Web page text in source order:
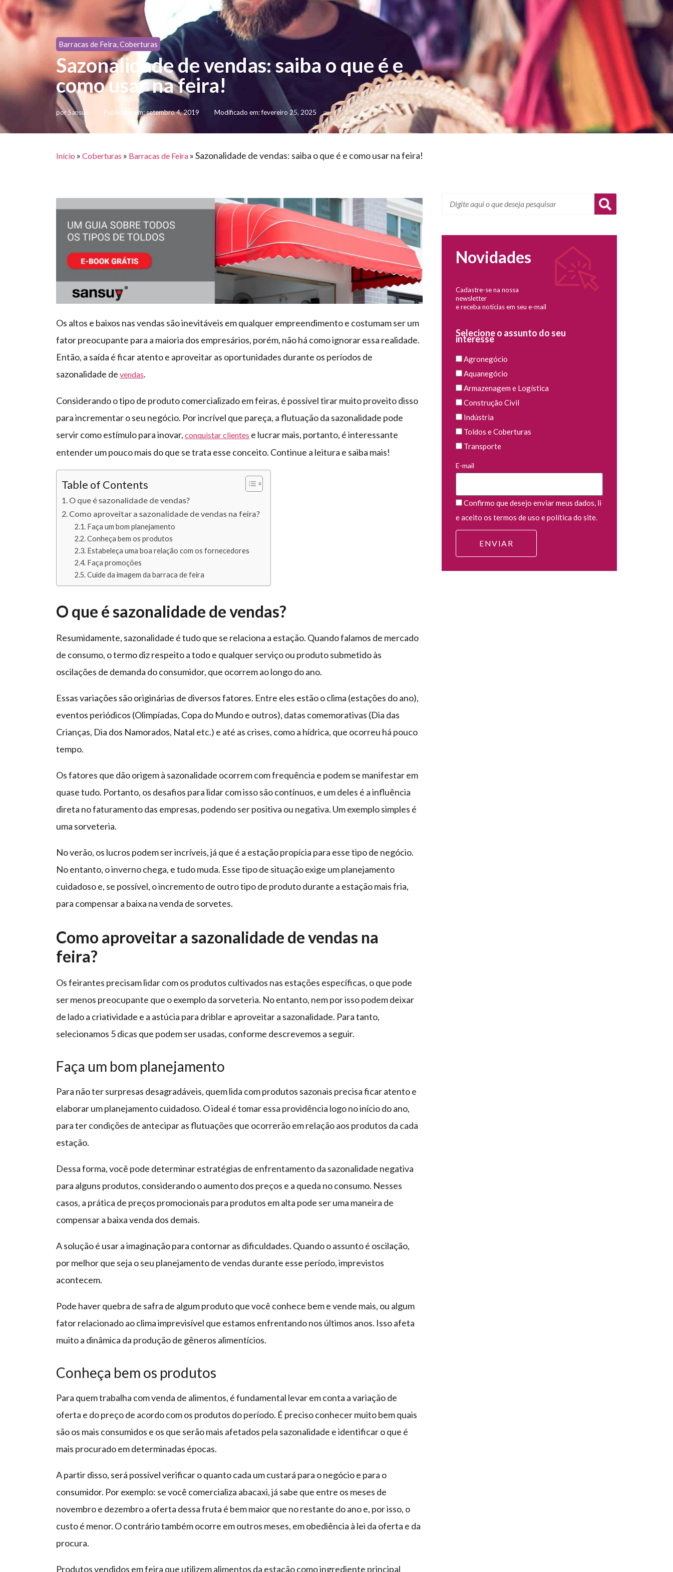
Barracas de Feira,Coberturas
Sazonalidade de vendas: saiba o que é e
como usar na feira!
porSansuy Publicado em:setembro 4, 2019 Modificado em: fevereiro 25, 2025
Início » Coberturas » Barracas de Feira »Sazonalidade de vendas: saiba o que é e como usar na feira!
Os altos e baixos nas vendas são inevitáveis em qualquer empreendimento e costumam ser um
fator preocupante para a maioria dos empresários, porém, não há como ignorar essa realidade.
Então, a saída é ficar atento e aproveitar as oportunidades durante os períodos de
sazonalidade de vendas.
Considerando o tipo de produto comercializado em feiras, é possível tirar muito proveito disso
para incrementar o seu negócio. Por incrível que pareça, a flutuação da sazonalidade pode
servir como estímulo para inovar, conquistar clientes e lucrar mais, portanto, é interessante
entender um pouco mais do que se trata esse conceito. Continue a leitura e saiba mais!
Table of Contents
O que é sazonalidade de vendas?
Como aproveitar a sazonalidade de vendas na feira?
Faça um bom planejamento
Conheça bem os produtos
Estabeleça uma boa relação com os fornecedores
Faça promoções
Cuide da imagem da barraca de feira
O que é sazonalidade de vendas?
Resumidamente, sazonalidade é tudo que se relaciona a estação. Quando falamos de mercado
de consumo, o termo diz respeito a todo e qualquer serviço ou produto submetido às
oscilações de demanda do consumidor, que ocorrem ao longo do ano.
Essas variações são originárias de diversos fatores. Entre eles estão o clima (estações do ano),
eventos periódicos (Olimpíadas, Copa do Mundo e outros), datas comemorativas (Dia das
Crianças, Dia dos Namorados, Natal etc.) e até as crises, como a hídrica, que ocorreu há pouco
tempo.
Os fatores que dão origem à sazonalidade ocorrem com frequência e podem se manifestar em
quase tudo. Portanto, os desafios para lidar com isso são contínuos, e um deles é a influência
direta no faturamento das empresas, podendo ser positiva ou negativa. Um exemplo simples é
uma sorveteria.
No verão, os lucros podem ser incríveis, já que é a estação propícia para esse tipo de negócio.
No entanto, o inverno chega, e tudo muda. Esse tipo de situação exige um planejamento
cuidadoso e, se possível, o incremento de outro tipo de produto durante a estação mais fria,
para compensar a baixa na venda de sorvetes.
Como aproveitar a sazonalidade de vendas na
feira?
Os feirantes precisam lidar com os produtos cultivados nas estações específicas, o que pode
ser menos preocupante que o exemplo da sorveteria. No entanto, nem por isso podem deixar
de lado a criatividade e a astúcia para driblar e aproveitar a sazonalidade. Para tanto,
selecionamos 5 dicas que podem ser usadas, conforme descrevemos a seguir.
Faça um bom planejamento
Para não ter surpresas desagradáveis, quem lida com produtos sazonais precisa ficar atento e
elaborar um planejamento cuidadoso. O ideal é tomar essa providência logo no início do ano,
para ter condições de antecipar as flutuações que ocorrerão em relação aos produtos da cada
estação.
Dessa forma, você pode determinar estratégias de enfrentamento da sazonalidade negativa
para alguns produtos, considerando o aumento dos preços e a queda no consumo. Nesses
casos, a prática de preços promocionais para produtos em alta pode ser uma maneira de
compensar a baixa venda dos demais.
A solução é usar a imaginação para contornar as dificuldades. Quando o assunto é oscilação,
por melhor que seja o seu planejamento de vendas durante esse período, imprevistos
acontecem.
Pode haver quebra de safra de algum produto que você conhece bem e vende mais, ou algum
fator relacionado ao clima imprevisível que estamos enfrentando nos últimos anos. Isso afeta
muito a dinâmica da produção de gêneros alimentícios.
Conheça bem os produtos
Para quem trabalha com venda de alimentos, é fundamental levar em conta a variação de
oferta e do preço de acordo com os produtos do período. É preciso conhecer muito bem quais
são os mais consumidos e os que serão mais afetados pela sazonalidade e identificar o que é
mais procurado em determinadas épocas.
A partir disso, será possível verificar o quanto cada um custará para o negócio e para o
consumidor. Por exemplo: se você comercializa abacaxi, já sabe que entre os meses de
novembro e dezembro a oferta dessa fruta é bem maior que no restante do ano e, por isso, o
custo é menor. O contrário também ocorre em outros meses, em obediência à lei da oferta e da
procura.
Produtos vendidos em feira que utilizem alimentos da estação como ingrediente principal
Novidades
Cadastre-se na nossa
newsletter
e receba notícias em seu e-mail
Selecione o assunto do seu
interesse
Agronegócio
Aquanegócio
Armazenagem e Logística
Construção Civil
Indústria
Toldos e Coberturas
Transporte
E-mail
Confirmo que desejo enviar meus dados, li
e aceito os termos de uso e política do site.